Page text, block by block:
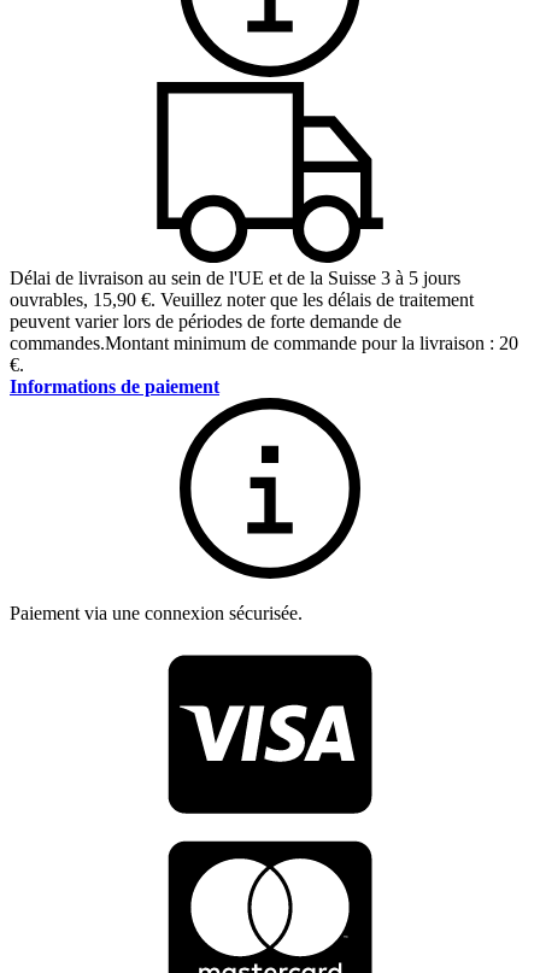
Délai de livraison au sein de l'UE et de la Suisse 3 à 5 jours
ouvrables, 15,90 €. Veuillez noter que les délais de traitement
peuvent varier lors de périodes de forte demande de
commandes.Montant minimum de commande pour la livraison : 20
€.
Informations de paiement
Paiement via une connexion sécurisée.